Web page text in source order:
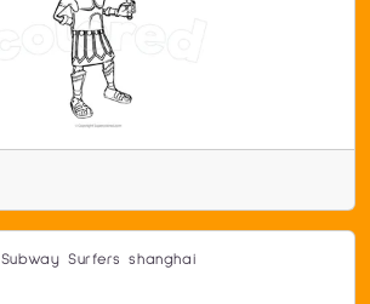
Subway Surfers shanghai